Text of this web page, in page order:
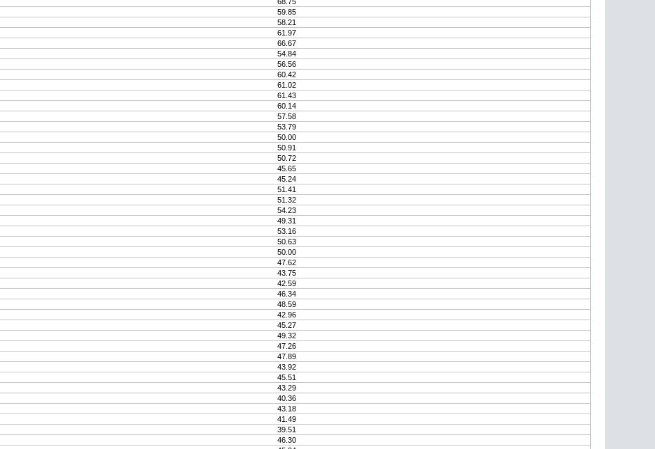
59.85
58.21
61.97
66.67
54.84
56.56
60.42
61.02
61.43
60.14
57.58
53.79
50.00
50.91
50.72
45.65
45.24
51.41
51.32
54.23
49.31
53.16
50.63
50.00
47.62
43.75
42.59
46.34
48.59
42.96
45.27
49.32
47.26
47.89
43.92
45.51
43.29
40.36
43.18
41.49
39.51
46.30